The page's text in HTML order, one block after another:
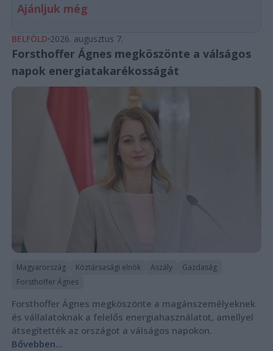
Ajánljuk még
BELFÖLD 2026. augusztus 7.
Forsthoffer Ágnes megköszönte a válságos
napok energiatakarékosságát
Magyarország Köztársasági elnök Aszály
Gazdaság
Forsthoffer Ágnes
Forsthoffer Ágnes megköszönte a magánszemélyeknek
és vállalatoknak a felelős energiahasználatot, amellyel
átsegítették az országot a válságos napokon.
Bővebben...